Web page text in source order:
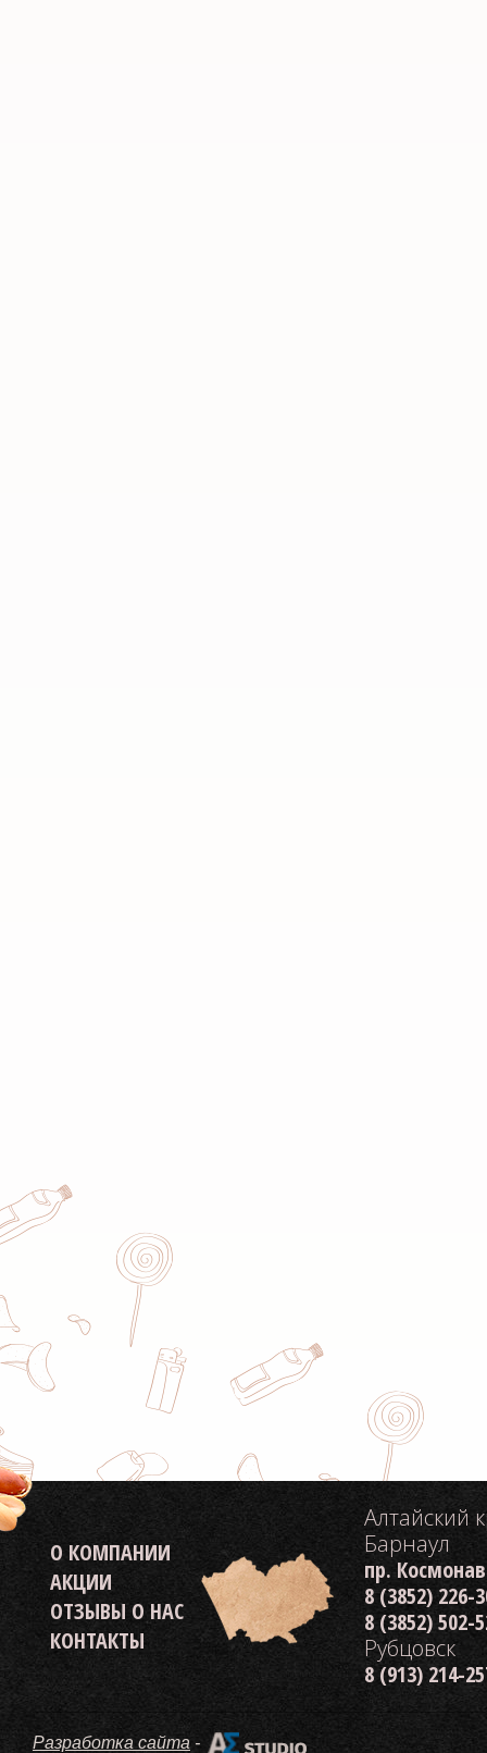
О КОМПАНИИ
АКЦИИ
ОТЗЫВЫ О НАС
КОНТАКТЫ
Алтайский
Барнаул
пр.
8 (3852) 226-
8 (3852) 502-
Рубцовск
8 (913) 214-
Разработка сайта -